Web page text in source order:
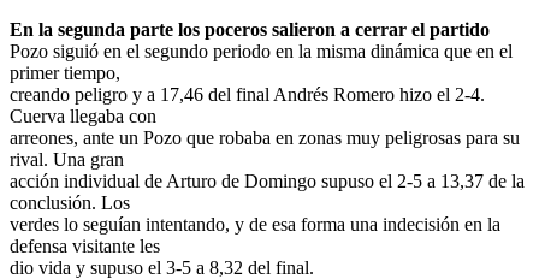
En la segunda parte los poceros salieron a cerrar el partido
Pozo siguió en el segundo periodo en la misma dinámica que en el
primer tiempo,
creando peligro y a 17,46 del final Andrés Romero hizo el 2-4.
Cuerva llegaba con
arreones, ante un Pozo que robaba en zonas muy peligrosas para su
rival. Una gran
acción individual de Arturo de Domingo supuso el 2-5 a 13,37 de la
conclusión. Los
verdes lo seguían intentando, y de esa forma una indecisión en la
defensa visitante les
dio vida y supuso el 3-5 a 8,32 del final.